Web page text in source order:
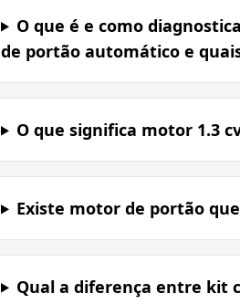
O que é e como
de portão automático e
O que significa motor 1.3
Existe motor de portão
Qual a diferença entre kit